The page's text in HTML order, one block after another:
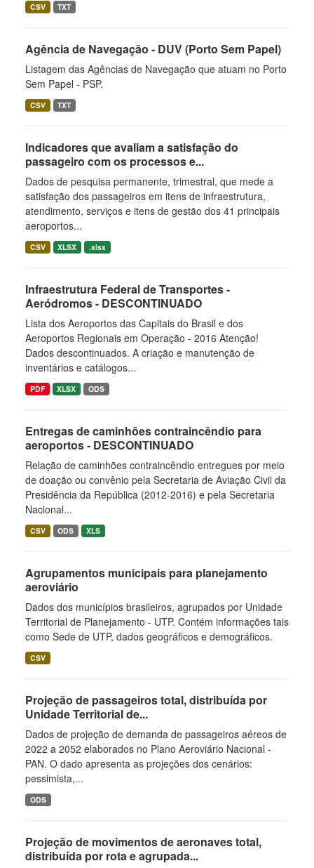
CSV TXT
Agência de Navegação - DUV (Porto Sem Papel)
Listagem das Agências de Navegação que atuam no Porto
Sem Papel - PSP.
CSV TXT
Indicadores que avaliam a satisfação do
passageiro com os processos e...
Dados de pesquisa permanente, trimestral, que mede a
satisfação dos passageiros em itens de infraestrutura,
atendimento, serviços e itens de gestão dos 41 principais
aeroportos...
CSV XLSX .xlsx
Infraestrutura Federal de Transportes -
Aeródromos - DESCONTINUADO
Lista dos Aeroportos das Capitais do Brasil e dos
Aeroportos Regionais em Operação - 2016 Atenção!
Dados descontinuados. A criação e manutenção de
inventários e catálogos...
PDF XLSX ODS
Entregas de caminhões contraincêndio para
aeroportos - DESCONTINUADO
Relação de caminhões contraincêndio entregues por meio
de doação ou convênio pela Secretaria de Aviação Civil da
Presidência da República (2012-2016) e pela Secretaria
Nacional...
CSV ODS XLS
Agrupamentos municipais para planejamento
aeroviário
Dados dos municípios brasileiros, agrupados por Unidade
Territorial de Planejamento - UTP. Contém informações tais
como Sede de UTP, dados geográficos e demográficos.
CSV
Projeção de passageiros total, distribuída por
Unidade Territorial de...
Dados de projeção de demanda de passageiros aéreos de
2022 a 2052 elaborados no Plano Aeroviário Nacional -
PAN. O dado apresenta as projeções dos cenários:
pessimista,...
ODS
Projeção de movimentos de aeronaves total,
distribuída por rota e agrupada...